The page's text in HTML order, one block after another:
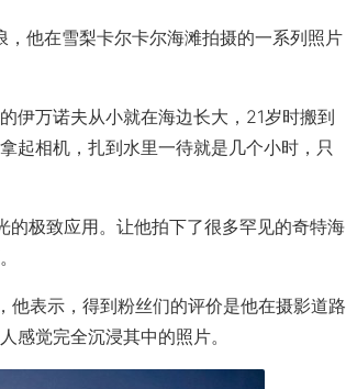
他在雪梨卡尔卡尔海滩拍摄的一系列照片
伊万诺夫从小就在海边长大，21岁时搬到
起相机，扎到水里一待就是几个小时，只
极致应用。让他拍下了很多罕见的奇特海
表示，得到粉丝们的评价是他在摄影道路
感觉完全沉浸其中的照片。